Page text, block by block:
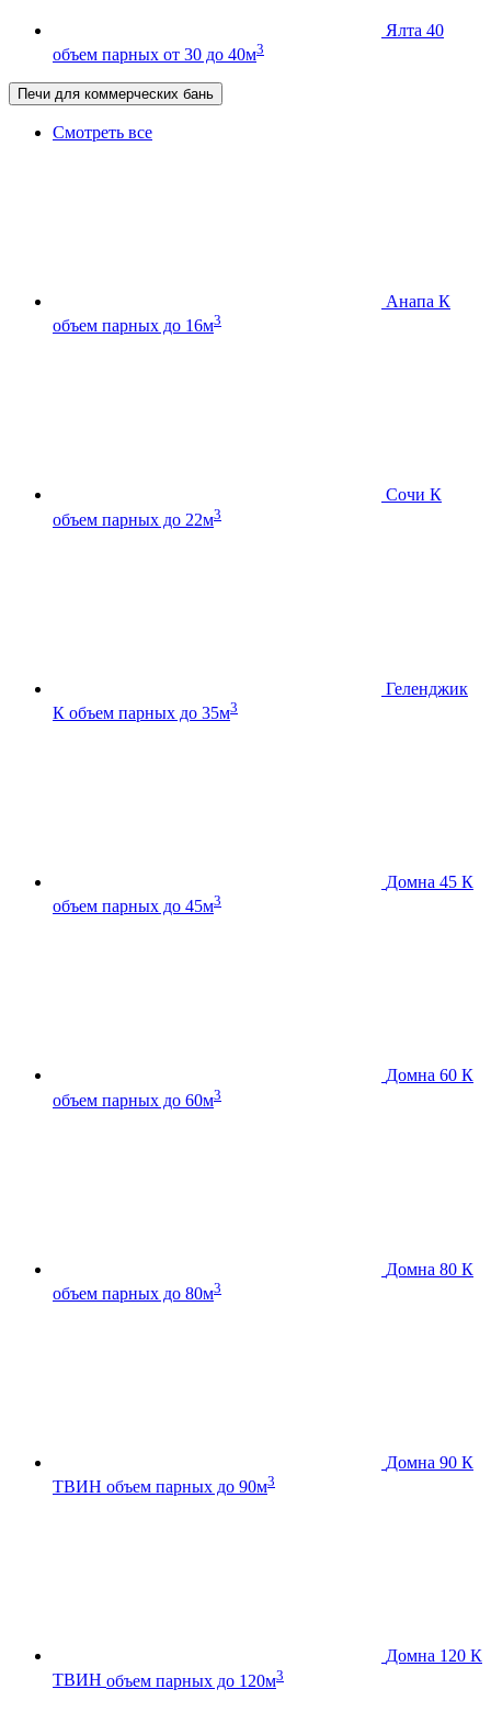
Ялта 40
объем парных от 30 до 40м3
Печи для коммерческих бань
Смотреть все
Анапа К
объем парных до 16м3
Сочи К
объем парных до 22м3
Геленджик
К объем парных до 35м3
Домна 45 К
объем парных до 45м3
Домна 60 К
объем парных до 60м3
Домна 80 К
объем парных до 80м3
Домна 90 К
ТВИН объем парных до 90м3
Домна 120 К
ТВИН объем парных до 120м3